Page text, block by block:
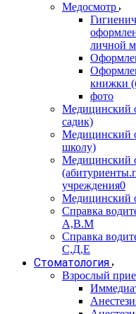
Медосмотр
личной
книжки
фото
Медицинский
садик)
Медицинский
школу)
Медицинский
учреждения0
Медицинский
Справка
А,В.М
Справка
С,Д,Е
Стоматология
Взрослый